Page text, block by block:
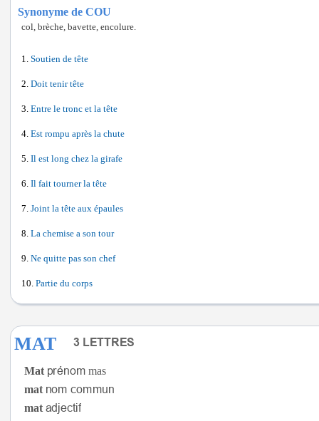
Synonyme de COU
col, brèche, bavette, encolure.
Soutien de tête
Doit tenir tête
Entre le tronc et la tête
Est rompu après la chute
Il est long chez la girafe
Il fait tourner la tête
Joint la tête aux épaules
La chemise a son tour
Ne quitte pas son chef
Partie du corps
MAT
Mat
mas
mat
mat